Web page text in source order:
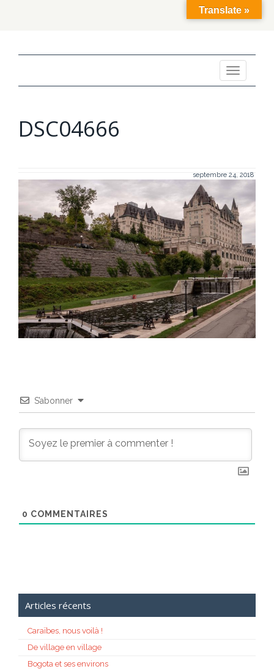
Toggle
navigation
DSC04666
septembre 24, 2018
S’abonner
0 COMMENTAIRES
Articles récents
Caraïbes, nous voilà !
De village en village
Bogota et ses environs
Translate »